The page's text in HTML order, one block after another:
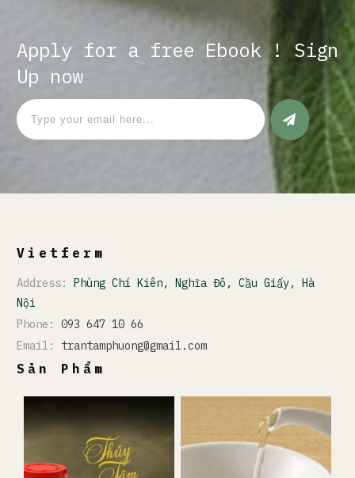
Apply for a free Ebook ! Sign
Up now
Vietferm
Address: Phùng Chí Kiên, Nghĩa Đô, Cầu Giấy, Hà
Nội
Phone: 093 647 10 66
Email: trantamphuong@gmail.com
Sản Phẩm